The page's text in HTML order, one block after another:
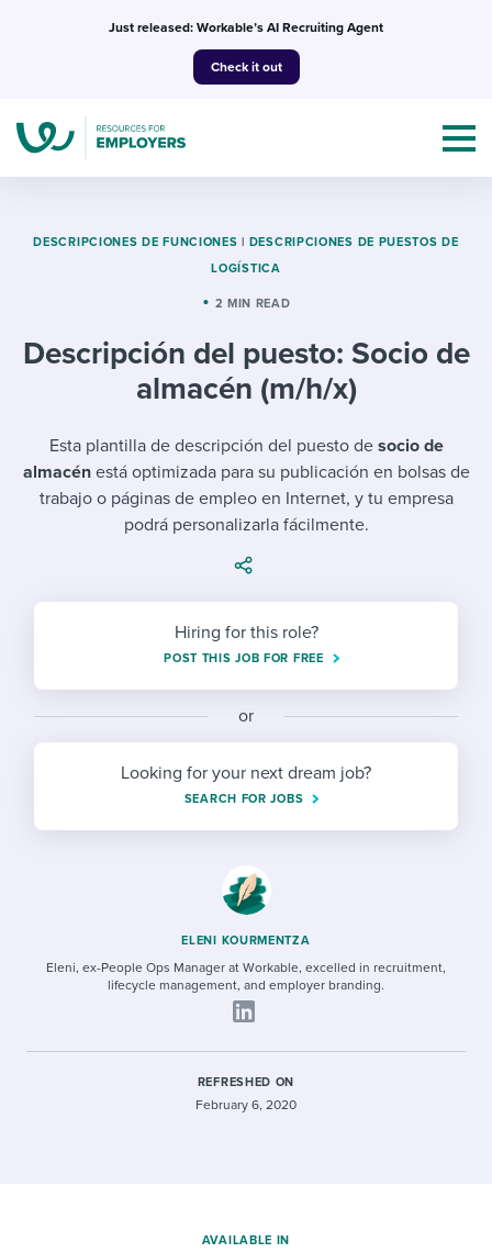
Just released: Workable’s AI Recruiting Agent
Check it out
Topics
Mobilizing AI in my work
Evaluating candidates
Working together with others
Maintaining hiring pipelines
Developing & retaining people
Ensuring compliance
Finding and attracting people
Establishing an employer brand
Candidate/employee experiences
Templates & Guides
I WANT...
Job description templates
Policy templates
Onboarding checklists
Step-by-step tutorials
Free ebooks & reports
HR terms
I’m a jobseeker
I WANT TO LEARN ABOUT...
Pay & benefits
Career development
Modern working life
Overall career resources
Attend webinars & events
Workable customer stories
Explore Workable
Request a demo
Start a free trial
DESCRIPCIONES DE FUNCIONES | DESCRIPCIONES DE PUESTOS DE
LOGÍSTICA
2 MIN READ
Descripción del puesto: Socio de
almacén (m/h/x)
Esta plantilla de descripción del puesto de socio de
almacénestá optimizada para su publicación en bolsas de
trabajo o páginas de empleo en Internet, y tu empresa
podrá personalizarla fácilmente.
Hiring for this role?
POST THIS JOB FOR FREE
or
Looking for your next dream job?
SEARCH FOR JOBS
ELENI KOURMENTZA
Eleni, ex-People Ops Manager at Workable, excelled in recruitment,
lifecycle management, and employer branding.
REFRESHED ON
February 6, 2020
AVAILABLE IN